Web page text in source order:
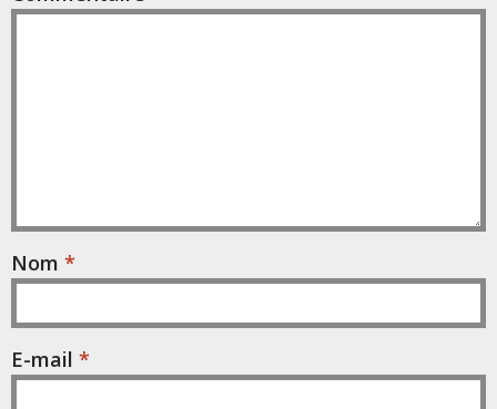
Nom *
E-mail *